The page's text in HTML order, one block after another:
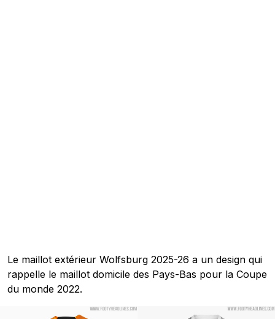
Le maillot extérieur Wolfsburg 2025-26 a un design qui
rappelle le maillot domicile des Pays-Bas pour la Coupe
du monde 2022.